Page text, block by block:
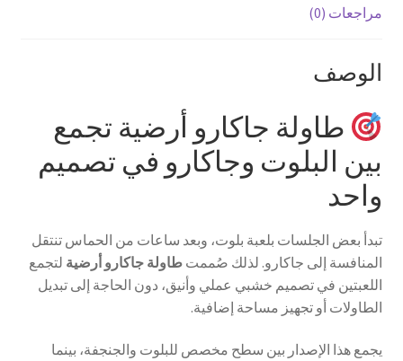
مراجعات (0)
الوصف
طاولة جاكارو أرضية تجمع
بين البلوت وجاكارو في تصميم
واحد
تبدأ بعض الجلسات بلعبة بلوت، وبعد ساعات من الحماس تنتقل
المنافسة إلى جاكارو. لذلك صُممت طاولة جاكارو أرضية لتجمع
اللعبتين في تصميم خشبي عملي وأنيق، دون الحاجة إلى تبديل
الطاولات أو تجهيز مساحة إضافية.
يجمع هذا الإصدار بين سطح مخصص للبلوت والجنجفة، بينما